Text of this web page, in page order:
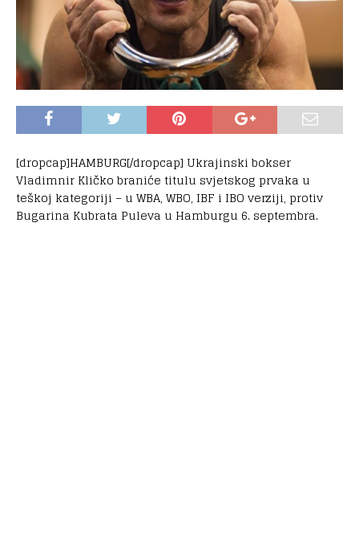
[dropcap]HAMBURG[/dropcap] Ukrajinski bokser
Vladimnir Kličko braniće titulu svjetskog prvaka u
teškoj kategoriji – u WBA, WBO, IBF i IBO verziji, protiv
Bugarina Kubrata Puleva u Hamburgu 6. septembra.